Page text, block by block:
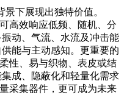
下展现出独特价值。
高效响应低频、随机、分
动、气流、水流及冲击能
能与主动感知。更重要的
性、易与织物、表皮或结
成、隐蔽化和轻量化需求
采集器件，更可成为未来